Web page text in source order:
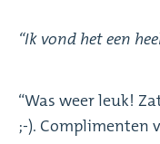
“Ik vond het een
“Was weer leuk!
;-). Complimenten